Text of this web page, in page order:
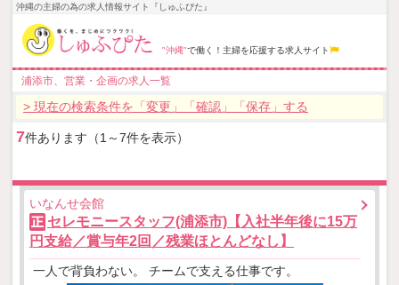
沖縄の主婦の為の求人情報サイト『しゅふぴた』
"沖縄"で働く！主婦を応援する求人サイト
浦添市、営業・企画の求人一覧
> 現在の検索条件を「変更」「確認」「保存」する
7件あります（1～7件を表示）
いなんせ会館
正 セレモニースタッフ(浦添市)【入社半年後に15万
円支給／賞与年2回／残業ほとんどなし】
一人で背負わない。 チームで支える仕事です。